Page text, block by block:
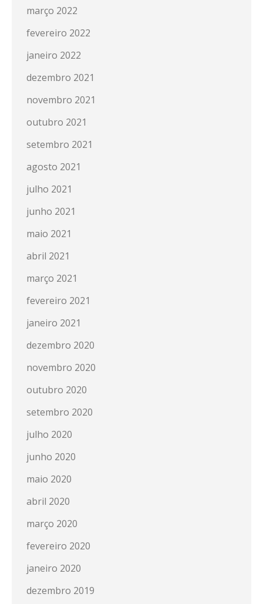
março 2022
fevereiro 2022
janeiro 2022
dezembro 2021
novembro 2021
outubro 2021
setembro 2021
agosto 2021
julho 2021
junho 2021
maio 2021
abril 2021
março 2021
fevereiro 2021
janeiro 2021
dezembro 2020
novembro 2020
outubro 2020
setembro 2020
julho 2020
junho 2020
maio 2020
abril 2020
março 2020
fevereiro 2020
janeiro 2020
dezembro 2019